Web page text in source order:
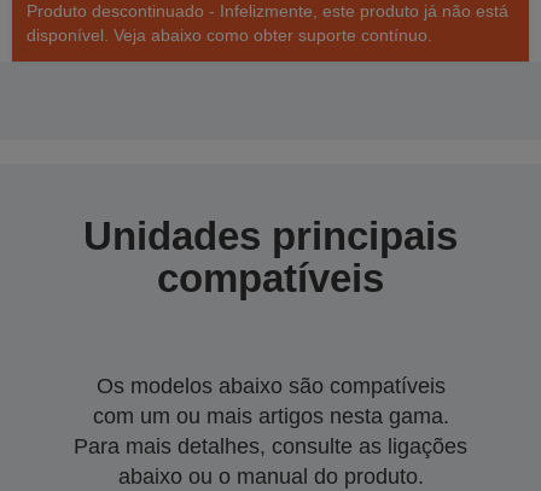
Produto descontinuado - Infelizmente, este produto já não está
disponível. Veja abaixo como obter suporte contínuo.
Unidades principais
compatíveis
Os modelos abaixo são compatíveis
com um ou mais artigos nesta gama.
Para mais detalhes, consulte as ligações
abaixo ou o manual do produto.